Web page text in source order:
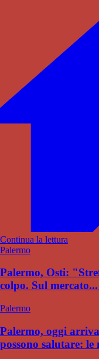
Continua la lettura
Palermo
Palermo, Osti:
colpo. Sul
Palermo
Palermo, oggi
possono salutare: le